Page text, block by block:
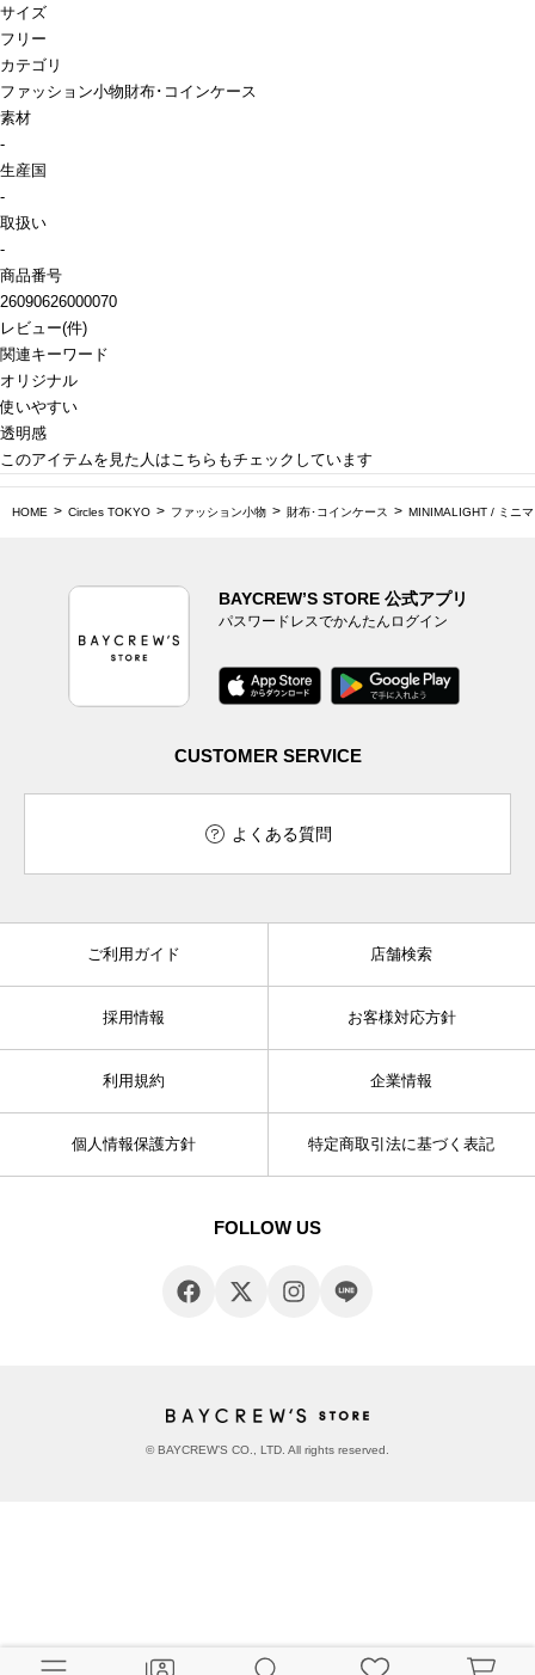
サイズ
フリー
カテゴリ
ファッション小物財布･コインケース
素材
-
生産国
-
取扱い
-
商品番号
26090626000070
レビュー(件)
関連キーワード
オリジナル
使いやすい
透明感
このアイテムを見た人はこちらもチェックしています
HOME Circles TOKYO ファッション小物 財布･コインケース MINIMALIGHT / ミニ
BAYCREW’S STORE 公式アプリ
パスワードレスでかんたんログイン
CUSTOMER SERVICE
よくある質問
ご利用ガイド 店舗検索
採用情報 お客様対応方針
利用規約 企業情報
個人情報保護方針 特定商取引法に基づく表記
FOLLOW US
© BAYCREW’S CO., LTD. All rights reserved.